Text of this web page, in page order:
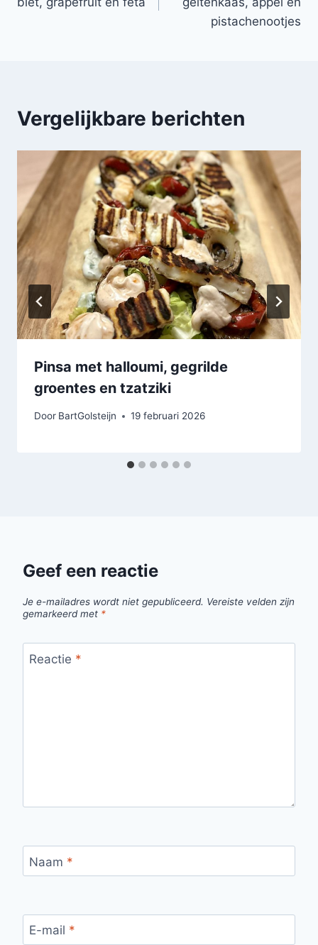
pistachenootjes
Vergelijkbare berichten
Pinsa met halloumi, gegrilde
groentes en tzatziki
Door BartGolsteijn 19 februari 2026
Geef een reactie
Je e-mailadres wordt niet gepubliceerd. Vereiste velden zijn
gemarkeerd met *
Reactie *
Naam *
E-mail *